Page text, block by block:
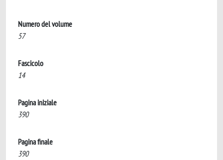
Numero del volume
57
Fascicolo
14
Pagina iniziale
390
Pagina finale
390